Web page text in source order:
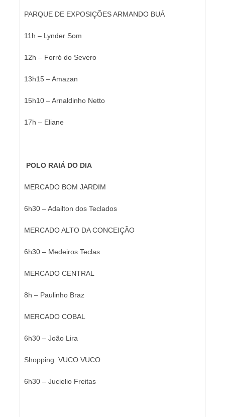
PARQUE DE EXPOSIÇÕES ARMANDO BUÁ
11h – Lynder Som
12h – Forró do Severo
13h15 – Amazan
15h10 – Arnaldinho Netto
17h – Eliane
POLO RAIÁ DO DIA
MERCADO BOM JARDIM
6h30 – Adailton dos Teclados
MERCADO ALTO DA CONCEIÇÃO
6h30 – Medeiros Teclas
MERCADO CENTRAL
8h – Paulinho Braz
MERCADO COBAL
6h30 – João Lira
Shopping VUCO VUCO
6h30 – Jucielio Freitas